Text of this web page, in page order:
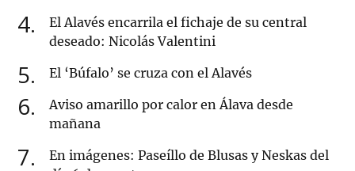
4
El Alavés encarrila el fichaje de su central
deseado: Nicolás Valentini
5 El ‘Búfalo’ se cruza con el Alavés
6
Aviso amarillo por calor en Álava desde
mañana
7
En imágenes: Paseíllo de Blusas y Neskas del